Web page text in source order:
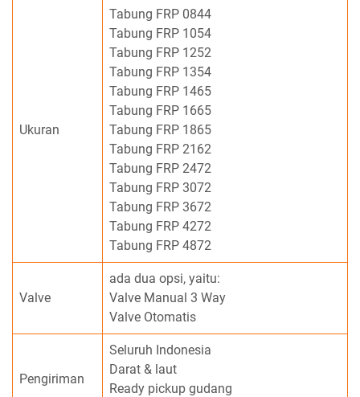
Ukuran
Tabung FRP 0844
Tabung FRP 1054
Tabung FRP 1252
Tabung FRP 1354
Tabung FRP 1465
Tabung FRP 1665
Tabung FRP 1865
Tabung FRP 2162
Tabung FRP 2472
Tabung FRP 3072
Tabung FRP 3672
Tabung FRP 4272
Tabung FRP 4872
Valve
ada dua opsi, yaitu:
Valve Manual 3 Way
Valve Otomatis
Pengiriman
Seluruh Indonesia
Darat & laut
Ready pickup gudang